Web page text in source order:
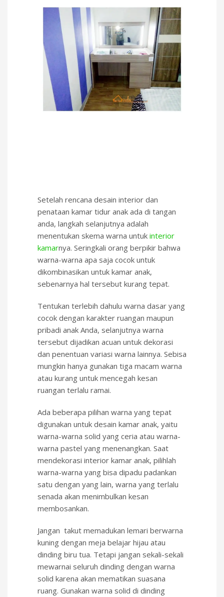
Setelah rencana desain interior dan
penataan kamar tidur anak ada di tangan
anda, langkah selanjutnya adalah
menentukan skema warna untuk interior
kamarnya. Seringkali orang berpikir bahwa
warna-warna apa saja cocok untuk
dikombinasikan untuk kamar anak,
sebenarnya hal tersebut kurang tepat.
Tentukan terlebih dahulu warna dasar yang
cocok dengan karakter ruangan maupun
pribadi anak Anda, selanjutnya warna
tersebut dijadikan acuan untuk dekorasi
dan penentuan variasi warna lainnya. Sebisa
mungkin hanya gunakan tiga macam warna
atau kurang untuk mencegah kesan
ruangan terlalu ramai.
Ada beberapa pilihan warna yang tepat
digunakan untuk desain kamar anak, yaitu
warna-warna solid yang ceria atau warna-
warna pastel yang menenangkan. Saat
mendekorasi interior kamar anak, pilihlah
warna-warna yang bisa dipadu padankan
satu dengan yang lain, warna yang terlalu
senada akan menimbulkan kesan
membosankan.
Jangan takut memadukan lemari berwarna
kuning dengan meja belajar hijau atau
dinding biru tua. Tetapi jangan sekali-sekali
mewarnai seluruh dinding dengan warna
solid karena akan mematikan suasana
ruang. Gunakan warna solid di dinding